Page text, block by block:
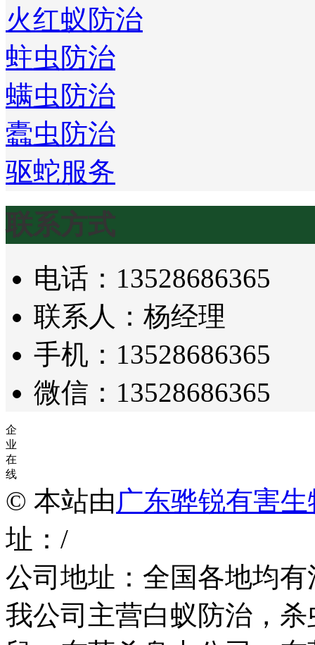
火红蚁防治
蛀虫防治
螨虫防治
蠹虫防治
驱蛇服务
联系方式
电话：13528686365
联系人：杨经理
手机：13528686365
微信：13528686365
企
业
在
线
© 本站由 广东骅锐有害
址：/
公司地址：全国各地均
我公司主营白蚁防治，